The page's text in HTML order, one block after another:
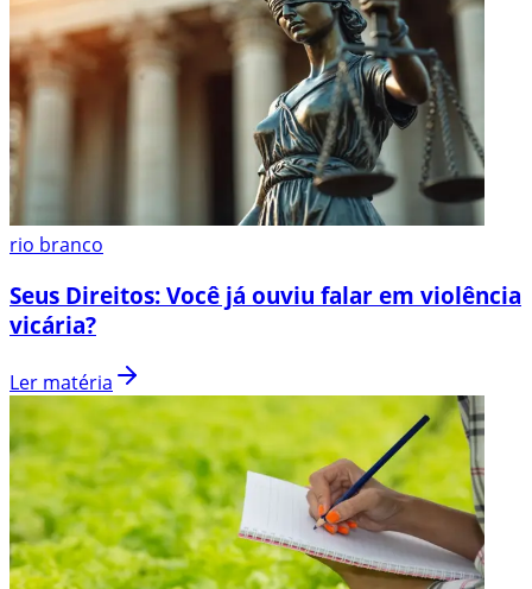
rio branco
Seus Direitos: Você já ouviu falar em violência
vicária?
Ler matéria